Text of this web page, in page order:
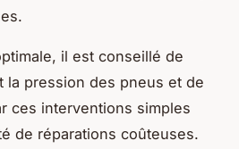
il est conseillé de
la pression des pneus et de
ces interventions simples
de réparations coûteuses.